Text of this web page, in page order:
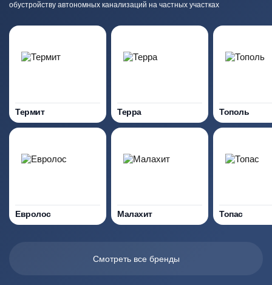
обустройству автономных канализаций на частных участках
Термит Терра Тополь
Евролос Малахит Топас
Смотреть все бренды